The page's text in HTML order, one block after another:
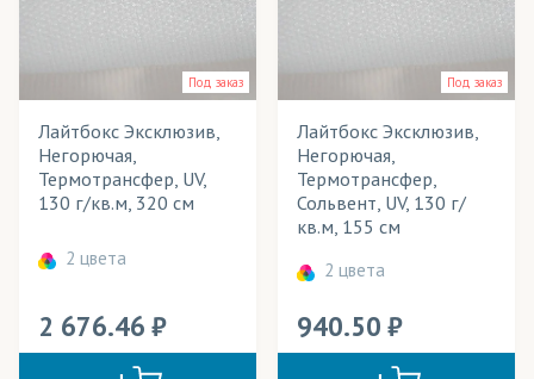
Под заказ
Лайтбокс Эксклюзив,
Негорючая,
Термотрансфер, UV,
130 г/кв.м, 320 см
2 цвета
2 676.46
Под заказ
Лайтбокс Эксклюзив,
Негорючая,
Термотрансфер,
Сольвент, UV, 130 г/
кв.м, 155 см
2 цвета
940.50